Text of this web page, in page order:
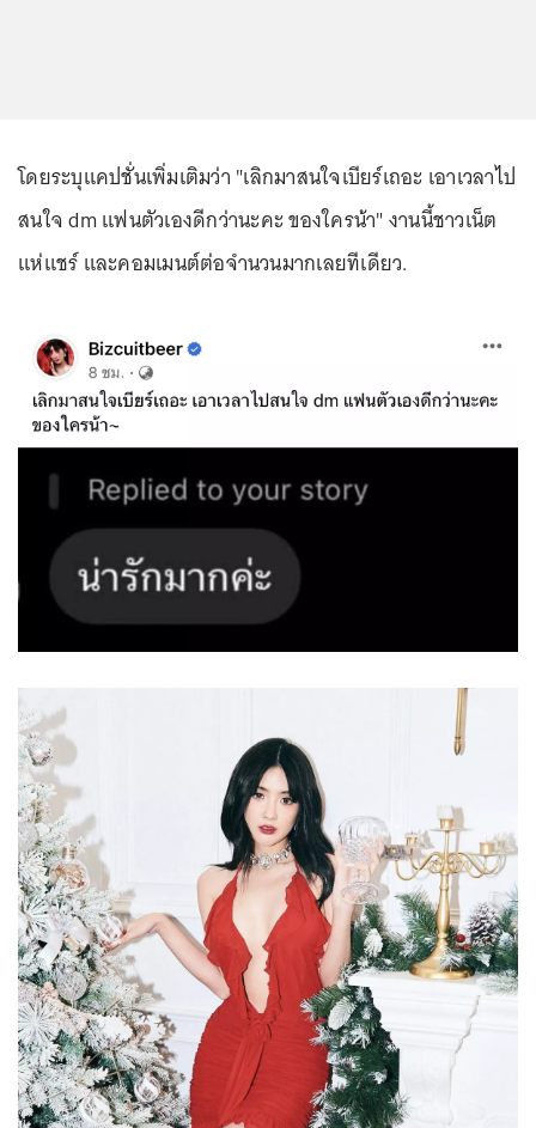
โดยระบุแคปชั่นเพิ่มเติมว่า "เลิกมาสนใจเบียร์เถอะ เอาเวลาไป
สนใจ dm แฟนตัวเองดีกว่านะคะ ของใครน้า" งานนี้ชาวเน็ต
แห่แชร์ และคอมเมนต์ต่อจำนวนมากเลยทีเดียว.